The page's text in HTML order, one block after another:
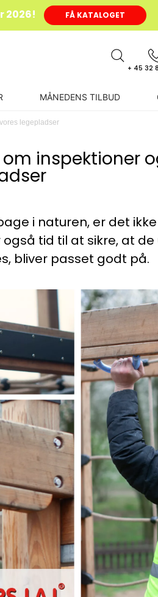
2026! FÅ KATALOGET
+ 45 32
MÅNEDENS TILBUD
legepladser
inspektioner
i naturen, er det
tid til at sikre, at
bliver passet godt på.